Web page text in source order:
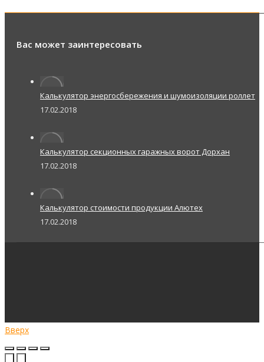
Вас может заинтересовать
Калькулятор энергосбережения и шумоизоляции роллет
17.02.2018
Калькулятор секционных гаражных ворот Дорхан
17.02.2018
Калькулятор стоимости продукции Алютех
17.02.2018
Вверх